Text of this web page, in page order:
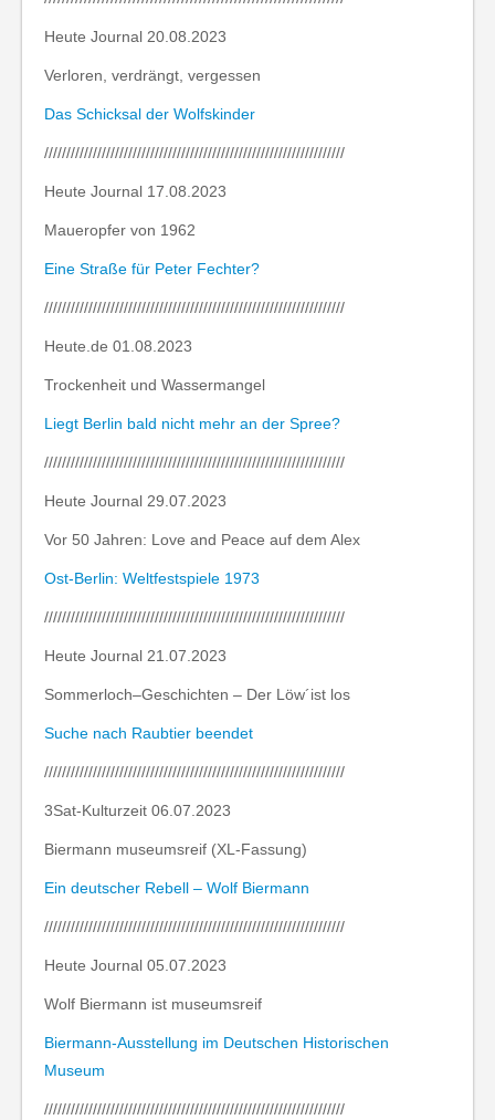
Heute Journal 20.08.2023
Verloren, verdrängt, vergessen
Das Schicksal der Wolfskinder
////////////////////////////////////////////////////////////////////
Heute Journal 17.08.2023
Maueropfer von 1962
Eine Straße für Peter Fechter?
////////////////////////////////////////////////////////////////////
Heute.de 01.08.2023
Trockenheit und Wassermangel
Liegt Berlin bald nicht mehr an der Spree?
////////////////////////////////////////////////////////////////////
Heute Journal 29.07.2023
Vor 50 Jahren: Love and Peace auf dem Alex
Ost-Berlin: Weltfestspiele 1973
////////////////////////////////////////////////////////////////////
Heute Journal 21.07.2023
Sommerloch–Geschichten – Der Löw´ist los
Suche nach Raubtier beendet
////////////////////////////////////////////////////////////////////
3Sat-Kulturzeit 06.07.2023
Biermann museumsreif (XL-Fassung)
Ein deutscher Rebell – Wolf Biermann
////////////////////////////////////////////////////////////////////
Heute Journal 05.07.2023
Wolf Biermann ist museumsreif
Biermann-Ausstellung im Deutschen Historischen
Museum
////////////////////////////////////////////////////////////////////